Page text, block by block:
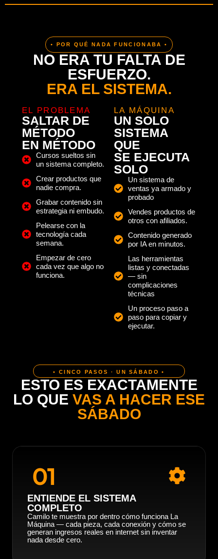
• POR QUÉ NADA FUNCIONABA •
NO ERA TU FALTA DE
ESFUERZO.
ERA EL SISTEMA.
EL PROBLEMA
SALTAR DE
MÉTODO
EN MÉTODO
Cursos sueltos sin
un sistema completo.
Crear productos que
nadie compra.
Grabar contenido sin
estrategia ni embudo.
Pelearse con la
tecnología cada
semana.
Empezar de cero
cada vez que algo no
funciona.
LA MÁQUINA
UN SOLO
SISTEMA
QUE
SE EJECUTA
SOLO
Un sistema de
ventas ya armado y
probado
Vendes productos de
otros con afiliados.
Contenido generado
por IA en minutos.
Las herramientas
listas y conectadas
— sin
complicaciones
técnicas
Un proceso paso a
paso para copiar y
ejecutar.
• CINCO PASOS · UN SÁBADO •
ESTO ES EXACTAMENTE
LO QUE VAS A HACER ESE
SÁBADO
01
ENTIENDE EL SISTEMA
COMPLETO
Camilo te muestra por dentro cómo funciona La
Máquina — cada pieza, cada conexión y cómo se
generan ingresos reales en internet sin inventar
nada desde cero.